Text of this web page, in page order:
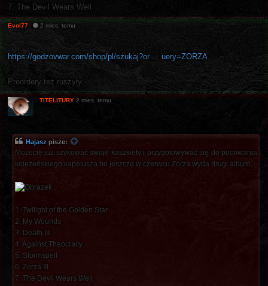
7. The Devil Wears Well
Evol77 2 mies. temu
https://godzovwar.com/shop/pl/szukaj?or ... uery=ZORZA
Preordery też ruszyły.
TITELITURY 2 mies. temu
Hajasz pisze:
Możecie już szykować swoje kaszkiety i przygotowywać się do pucowania
koleżeńskiego kapelusza bo jeszcze w czerwcu Zorza wyda drugi album.
1. Twilight of the Golden Star
2. My Wounds
3. Death III
4. Against Theocracy
5. Stormspell
6. Zorza III
7. The Devil Wears Well